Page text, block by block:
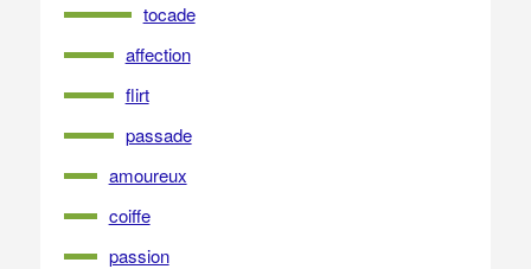
tocade
affection
flirt
passade
amoureux
coiffe
passion